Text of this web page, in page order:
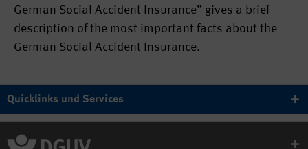
German Social Accident Insurance” gives a brief
description of the most important facts about the
German Social Accident Insurance.
Quicklinks und Services